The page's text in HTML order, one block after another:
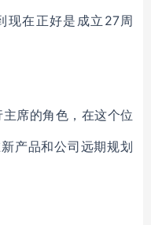
现在正好是成立27周
席的角色，在这个位
产品和公司远期规划